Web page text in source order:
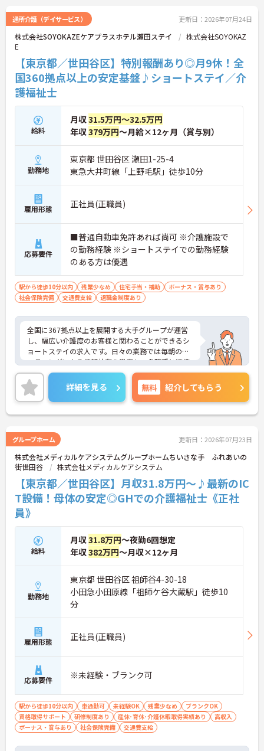
職へ昇格する事例も多数あり、腰を据えて長期的な
キャリア形成が可能です
を活かしてスキルアップしたい方をバックアップし
ています。産休・育休の取得率も高く男性の取得実
績も豊富にあるため、ご自身のライフステージが変
す。
★おすすめPOINT★
【安定した収入と充実の福利厚生をご用意していま
す】
・経験やスキルをしっかりと評価し、月給32万6700
円以上からの高水準なスタートでお迎えします
・日々の頑張りはしっかりと還元。賞与は前年度実
績で計3.5ヶ月分を支給し、モチベーション高く働け
ます
・産前産後・育児休暇の取得率が高く、ライフステ
ージが変わっても安心して職場復帰できるサポート
体制が整っています
【業務負担を減らしてケアに向き合える環境です】
に集中できます
・出勤時のお着替えにかかる時間も業務時間として
しっかりカウントされるなど、スタッフ目線の働き
・全国展開の企業でありながら転居を伴う転勤は一
切ないため、住み慣れた地域で腰を据えて長くご活
躍いただけます
【医療に強いケアマネジャーとして成長できます】
・施設内には看護師が24時間常駐。医療職や介護職
など多職種が密に連携しており、安心で質の高いケ
アを提供しています
・ケアマネジャーの資格更新にかかる費用は会社が
補助する制度があり、働きながらのスキルアップを
全面的に応援します
・施設ケアマネとして、ご入居者様の日々の様子や
と支援に取り組めます
通所介護（デイサービス） 更新日：2026年07月24日
株式会社SOYOKAZEケアプラスホテル瀬田ステイ
株式会社SOYOKAZ
E
【東京都／世田谷区】特別報酬あり◎月9休！全
国360拠点以上の安定基盤♪ショートステイ／介
護福祉士
給料
月収31.5万円～32.5万円
年収379万円～月給×12ヶ月（賞与別）
勤務地
東京都 世田谷区 瀬田1-25-4
東急大井町線「上野毛駅」徒歩10分
雇用形態 正社員(正職員)
応募要件
■普通自動車免許あれば尚可 ※介護施設で
の勤務経験 ※ショートステイでの勤務経験
のある方は優遇
駅から徒歩10分以内 残業少なめ 住宅手当・補助
ボーナス・賞与あり
社会保険完備
交通費支給 退職金制度あり
全国に367拠点以上を展開する大手グループが運営
し、幅広い介護度のお客様と関わることができるシ
ョートステイの求人です。日々の業務では毎朝のミ
ーティングによる情報共有を徹底し、多職種と連携
しながらお客様一人ひとりの生活を支える体制を整
えています。入社後はOJT制度による先輩スタッフ
の丁寧な指導や定期的な面談があり、資格取得支援
制度も完備しているため、着実にスキルを磨ける環
境です。待遇面では、月給に加えて年2回の賞与や実
やチームワークが収入に反映されます。また、残業
がほぼなく年間17日のリフレッシュ休暇を利用でき
るほか、定年65歳かつ70歳までの再雇用制度を設け
ているため、ワークライフバランスを保ちながら長
期的にキャリアを築いていけます。自分らしい身だ
しなみで働ける点も魅力の一つであり、安定した基
盤のもとで新たな挑戦が期待できます。
★おすすめPOINT★
【毎朝のミーティングで情報を共有し、スタッフ間
で円滑に連携できる体制です】
・スタッフ全員で毎朝お客様の体調や変化を共有す
る仕組みにより、多職種間でスムーズな連携を図る
ことができます。
・困った時もすぐに相談してフォローし合える風通
しの良い職場環境のため、周囲との信頼関係を深め
ながら業務に取り組めます。
【充実したフォローアップ体制と資格取得支援で、
着実にキャリアを積んでいけます】
・経験や年齢に関係なくOJT制度で先輩スタッフか
ら丁寧な指導を受けられるため、業務の疑問や不安
をその場で解消できます。
・定期的な面談やフォロー研修に加えて各種資格の
高めながら成長を目指せます。
【業績や日々の努力を多角的に評価する「特別報酬
制度」で、収入アップが期待できます】
・賞与とは別に、円滑な施設運営への協力やチーム
詳細を見る 無料 紹介してもらう
グループホーム 更新日：2026年07月23日
株式会社メディカルケアシステムグループホームちいさな手 ふれあいの
街世田谷
株式会社メディカルケアシステム
【東京都／世田谷区】月収31.8万円～♪最新のIC
T設備！母体の安定◎GHでの介護福祉士《正社
員》
給料
月収31.8万円～夜勤6回想定
年収382万円～月収×12ヶ月
勤務地
東京都 世田谷区 祖師谷4-30-18
小田急小田原線「祖師ケ谷大蔵駅」徒歩10
分
雇用形態 正社員(正職員)
応募要件 ※未経験・ブランク可
駅から徒歩10分以内 車通勤可 未経験OK 残業少なめ
ブランクOK
資格取得サポート
研修制度あり 産休･育休･介護休暇取得実績あり
高収入
ボーナス・賞与あり
社会保険完備 交通費支給